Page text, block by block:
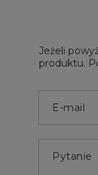
Jeżeli
produktu.
E-mail
Pytanie